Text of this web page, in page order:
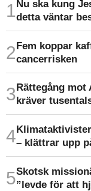
Nu ska kung
detta väntar
Fem koppar
cancer­risken
Rättegång mot
kräver
– klättrar upp
Skotsk
”levde för att